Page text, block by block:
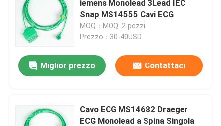
Cavo traslucido radiofonico
Cavo del holter di ECG
Trasduttore di IBP
iemens Monolead 3Lead IEC
Snap MS14555 Cavi ECG
MOQ：MOQ: 2 pezzi
Prezzo：30-40USD
Miglior prezzo Contattaci
Cavo ECG MS14682 Draeger
ECG Monolead a Spina Singola